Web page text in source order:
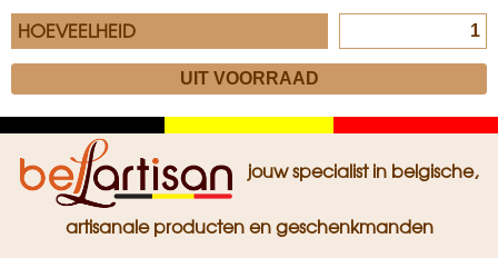
HOEVEELHEID
jouw specialist in belgische,
artisanale producten en geschenkmanden